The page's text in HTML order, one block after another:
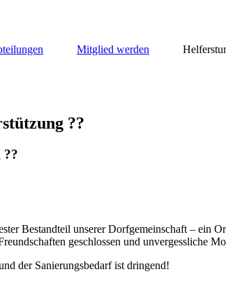
Mitglied werden
??
??
Bestandteil unserer Dorfgemeinschaft –
geschlossen und unvergessliche
der Sanierungsbedarf ist dringend!